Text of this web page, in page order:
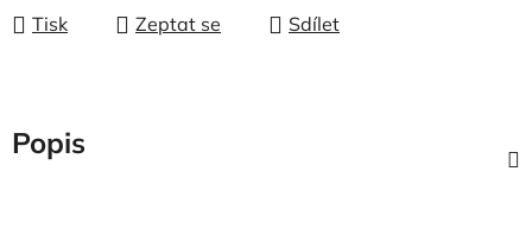
Tisk Zeptat se Sdílet
Popis